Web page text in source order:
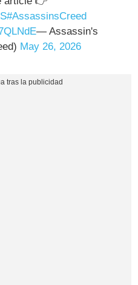
#AssassinsCreed
— Assassin's
May 26, 2026